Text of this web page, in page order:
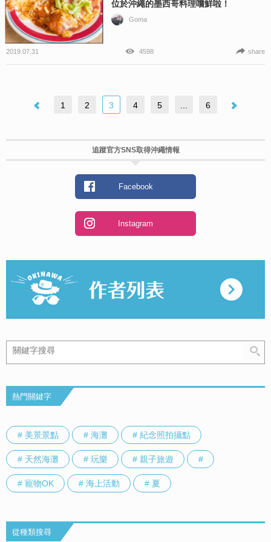
位於沖繩的墨西哥料理嚐鮮啦！
Goma
2019.07.31 4598 share
1 2 3 4 5 6
追蹤官方SNS取得沖繩情報
Facebook
Instagram
熱門關鍵字
# 美景景點 # 海灘 # 紀念照拍攝點
# 天然海灘 # 玩樂 # 親子旅遊 #
# 寵物OK # 海上活動 # 夏
從種類搜尋